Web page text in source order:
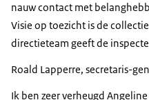
nauw contact met
Visie op toezicht is de
directieteam geeft de
Roald Lapperre, secretaris-
Ik ben zeer verheugd